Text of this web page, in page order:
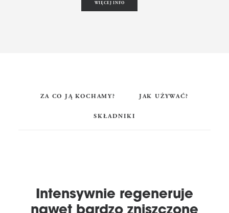
WIĘCEJ INFO
ZA CO JĄ KOCHAMY? JAK UŻYWAĆ?
SKŁADNIKI
Intensywnie regeneruje
nawet bardzo zniszczone